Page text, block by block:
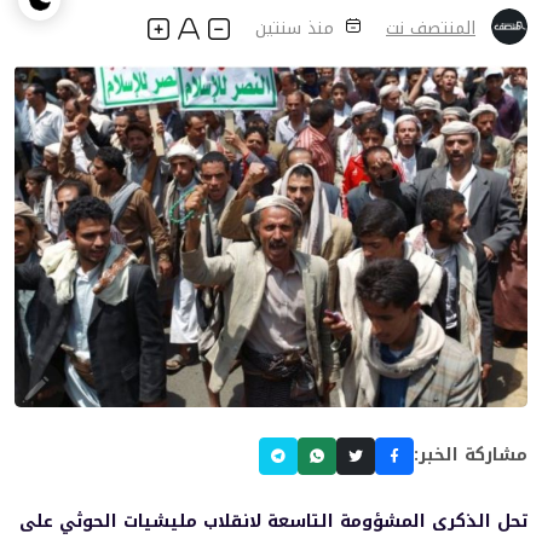
المنتصف نت منذ سنتين
مشاركة الخبر:
تحل الذكرى المشؤومة التاسعة لانقلاب مليشيات الحوثي على